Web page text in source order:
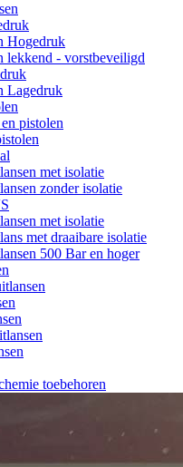
Hogedruk
lekkend - vorstbeveiligd
Lagedruk
pistolen
met isolatie
zonder isolatie
met isolatie
met draaibare isolatie
500 Bar en hoger
toebehoren